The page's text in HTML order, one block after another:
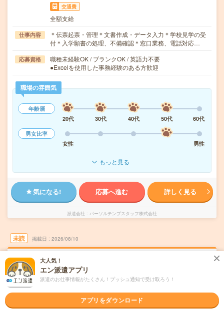
交通費
全額支給
仕事内容
＊伝票起票・管理＊文書作成・データ入力＊学校見学の受
付＊入学願書の処理、不備確認＊窓口業務、電話対応…
応募資格
職種未経験OK / ブランクOK / 英語力不要
●Excelを使用した事務経験のある方歓迎
職場の雰囲気
年齢層
20代
30代 40代 50代
60代
男女比率
女性
男性
もっと見る
気になる! 応募へ進む 詳しく見る
派遣会社 パーソルテンプスタッフ株式会社
未読 掲載日 2026/08/10
【あんしん長期】残業なし！17時定時！土日
祝休み！事務
職種未経験OK
大人気！
エン派遣アプリ
派遣のお仕事情報がたくさん！プッシュ通知で受け取ろう！
アプリをダウンロード